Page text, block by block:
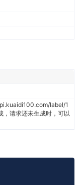
label/1
，请求还未生成时，可以